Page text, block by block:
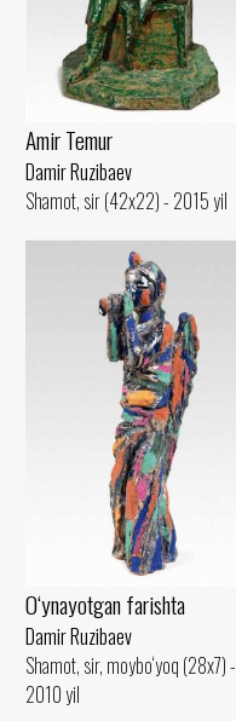
Amir Temur
Damir Ruzibaev
Shamot, sir (42x22) - 2015 yil
O‘ynayotgan farishta
Damir Ruzibaev
Shamot, sir, moybo‘yoq (28x7) -
2010 yil